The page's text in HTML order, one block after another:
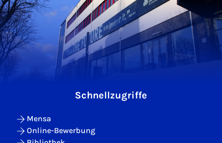
Schnellzugriffe
Mensa
Online-Bewerbung